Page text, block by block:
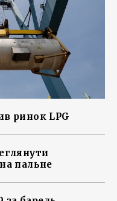
ринок LPG
пальне